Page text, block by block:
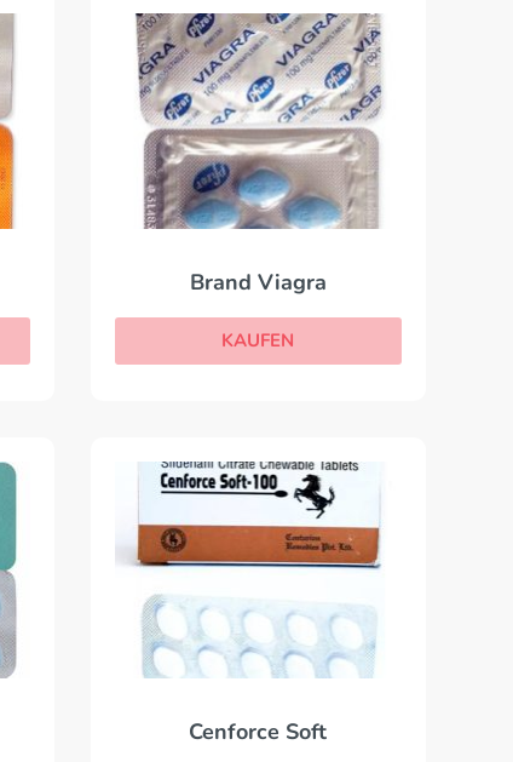
Brand Viagra
KAUFEN
Cenforce Soft